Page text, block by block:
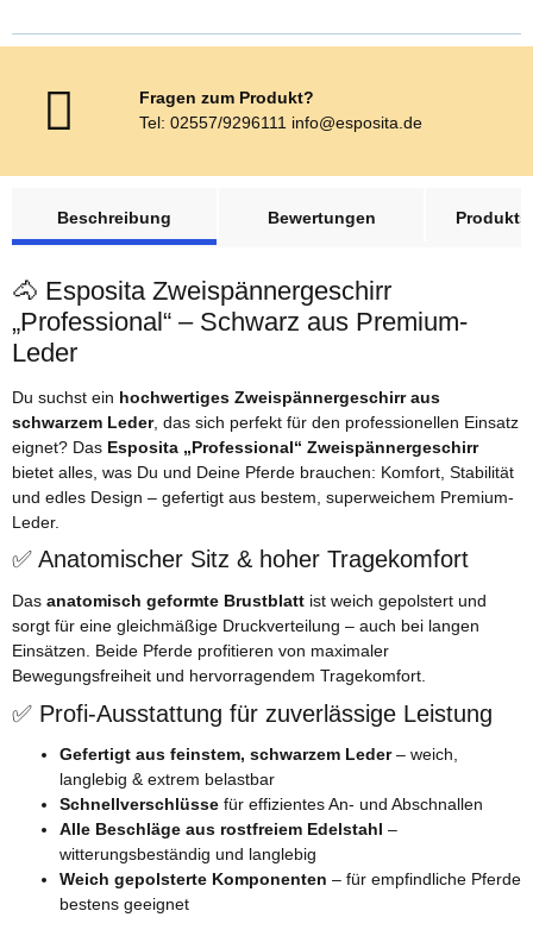
Fragen zum Produkt?
Tel: 02557/9296111 info@esposita.de
Beschreibung
Bewertungen
🐴 Esposita Zweispännergeschirr
„Professional“ – Schwarz aus Premium-
Leder
Du suchst ein hochwertiges Zweispännergeschirr aus
schwarzem Leder, das sich perfekt für den professionellen Einsatz
eignet? Das Esposita „Professional“ Zweispännergeschirr
bietet alles, was Du und Deine Pferde brauchen: Komfort, Stabilität
und edles Design – gefertigt aus bestem, superweichem Premium-
Leder.
✅ Anatomischer Sitz & hoher Tragekomfort
Das anatomisch geformte Brustblatt ist weich gepolstert und
sorgt für eine gleichmäßige Druckverteilung – auch bei langen
Einsätzen. Beide Pferde profitieren von maximaler
Bewegungsfreiheit und hervorragendem Tragekomfort.
✅ Profi-Ausstattung für zuverlässige Leistung
Gefertigt aus feinstem, schwarzem Leder– weich,
langlebig & extrem belastbar
Schnellverschlüsse für effizientes An- und Abschnallen
Alle Beschläge aus rostfreiem Edelstahl –
witterungsbeständig und langlebig
Weich gepolsterte Komponenten – für empfindliche Pferde
bestens geeignet